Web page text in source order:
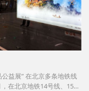
益展” 在北京多条地铁线
在北京地铁14号线、15号